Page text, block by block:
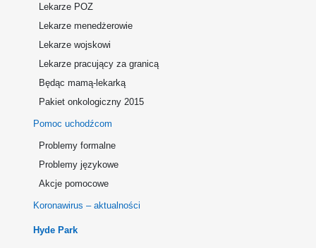
Lekarze POZ
Lekarze menedżerowie
Lekarze wojskowi
Lekarze pracujący za granicą
Będąc mamą-lekarką
Pakiet onkologiczny 2015
Pomoc uchodźcom
Problemy formalne
Problemy językowe
Akcje pomocowe
Koronawirus – aktualności
Hyde Park